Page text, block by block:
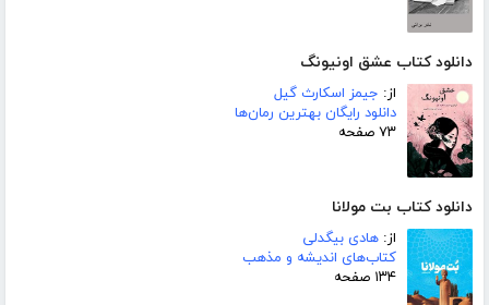
دانلود کتاب عشق اونیونگ
از: جیمز اسکارث گیل
دانلود رایگان بهترین رمان‌ها
۷۳ صفحه
دانلود کتاب بت مولانا
از: هادی بیگدلی
کتاب‌های اندیشه و مذهب
۱۳۴ صفحه